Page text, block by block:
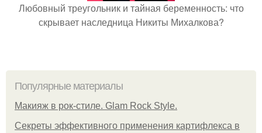
Любовный треугольник и тайная беременность: что
скрывает наследница Никиты Михалкова?
Популярные материалы
Макияж в рок-стиле. Glam Rock Style.
Секреты эффективного применения картифлекса в